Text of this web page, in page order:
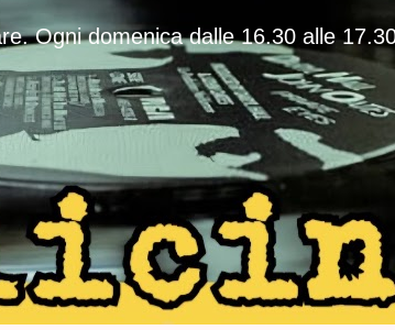
Ogni domenica dalle 16.30 alle